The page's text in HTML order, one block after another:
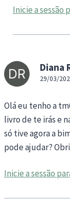
Inicie a sessão
Diana
29/03/
Olá eu tenho a
livro de te irás e
só tive agora a
pode ajudar?
Inicie a sessão